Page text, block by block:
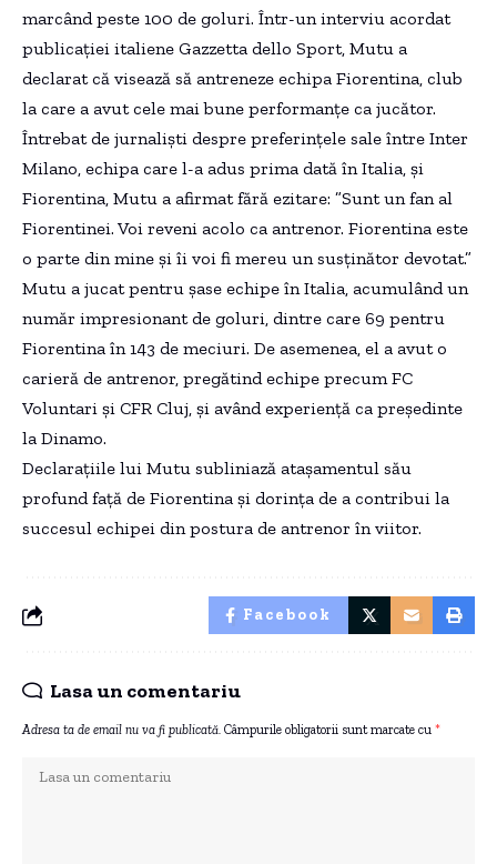
marcând peste 100 de goluri. Într-un interviu acordat
publicației italiene Gazzetta dello Sport, Mutu a
declarat că visează să antreneze echipa Fiorentina, club
la care a avut cele mai bune performanțe ca jucător.
Întrebat de jurnaliști despre preferințele sale între Inter
Milano, echipa care l-a adus prima dată în Italia, și
Fiorentina, Mutu a afirmat fără ezitare: ”Sunt un fan al
Fiorentinei. Voi reveni acolo ca antrenor. Fiorentina este
o parte din mine și îi voi fi mereu un susținător devotat.”
Mutu a jucat pentru șase echipe în Italia, acumulând un
număr impresionant de goluri, dintre care 69 pentru
Fiorentina în 143 de meciuri. De asemenea, el a avut o
carieră de antrenor, pregătind echipe precum FC
Voluntari și CFR Cluj, și având experiență ca președinte
la Dinamo.
Declarațiile lui Mutu subliniază atașamentul său
profund față de Fiorentina și dorința de a contribui la
succesul echipei din postura de antrenor în viitor.
Facebook
Lasa un comentariu
Adresa ta de email nu va fi publicată. Câmpurile obligatorii sunt marcate cu *